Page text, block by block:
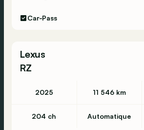
Car-Pass
Lexus
RZ
2025 11 546 km
204 ch Automatique